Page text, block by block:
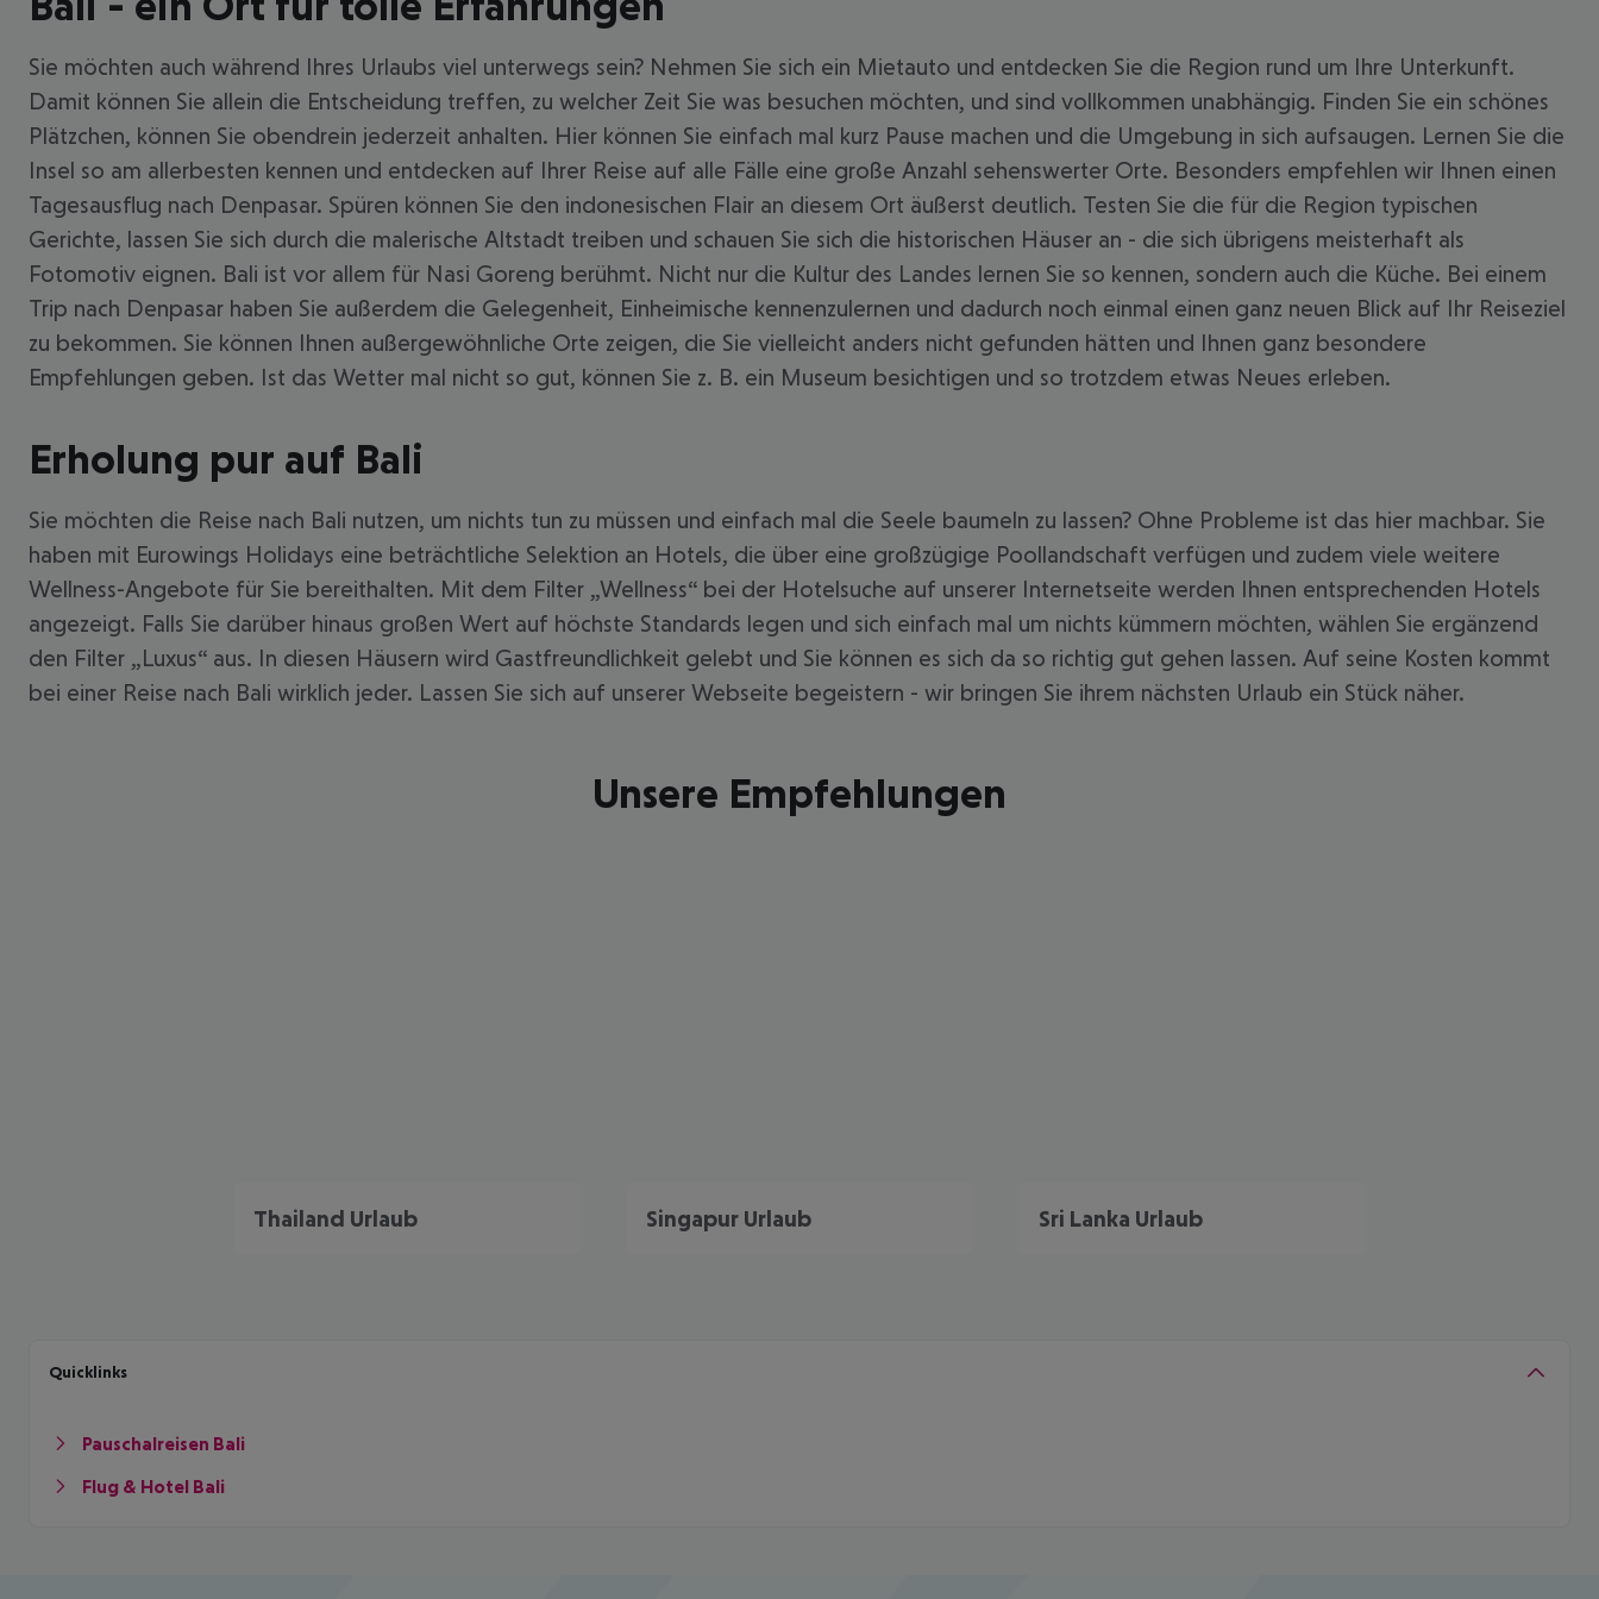
Sie möchten auch während Ihres Urlaubs viel unterwegs sein? Nehmen Sie sich ein Mietauto und entdecken Sie die Region rund um Ihre Unterkunft.
Damit können Sie allein die Entscheidung treffen, zu welcher Zeit Sie was besuchen möchten, und sind vollkommen unabhängig. Finden Sie ein schönes
Plätzchen, können Sie obendrein jederzeit anhalten. Hier können Sie einfach mal kurz Pause machen und die Umgebung in sich aufsaugen. Lernen Sie die
Insel so am allerbesten kennen und entdecken auf Ihrer Reise auf alle Fälle eine große Anzahl sehenswerter Orte. Besonders empfehlen wir Ihnen einen
Tagesausflug nach Denpasar. Spüren können Sie den indonesischen Flair an diesem Ort äußerst deutlich. Testen Sie die für die Region typischen
Gerichte, lassen Sie sich durch die malerische Altstadt treiben und schauen Sie sich die historischen Häuser an - die sich übrigens meisterhaft als
Fotomotiv eignen. Bali ist vor allem für Nasi Goreng berühmt. Nicht nur die Kultur des Landes lernen Sie so kennen, sondern auch die Küche. Bei einem
Trip nach Denpasar haben Sie außerdem die Gelegenheit, Einheimische kennenzulernen und dadurch noch einmal einen ganz neuen Blick auf Ihr Reiseziel
zu bekommen. Sie können Ihnen außergewöhnliche Orte zeigen, die Sie vielleicht anders nicht gefunden hätten und Ihnen ganz besondere
Empfehlungen geben. Ist das Wetter mal nicht so gut, können Sie z. B. ein Museum besichtigen und so trotzdem etwas Neues erleben.
Erholung pur auf Bali
Sie möchten die Reise nach Bali nutzen, um nichts tun zu müssen und einfach mal die Seele baumeln zu lassen? Ohne Probleme ist das hier machbar. Sie
haben mit Eurowings Holidays eine beträchtliche Selektion an Hotels, die über eine großzügige Poollandschaft verfügen und zudem viele weitere
Wellness-Angebote für Sie bereithalten. Mit dem Filter „Wellness“ bei der Hotelsuche auf unserer Internetseite werden Ihnen entsprechenden Hotels
angezeigt. Falls Sie darüber hinaus großen Wert auf höchste Standards legen und sich einfach mal um nichts kümmern möchten, wählen Sie ergänzend
den Filter „Luxus“ aus. In diesen Häusern wird Gastfreundlichkeit gelebt und Sie können es sich da so richtig gut gehen lassen. Auf seine Kosten kommt
bei einer Reise nach Bali wirklich jeder. Lassen Sie sich auf unserer Webseite begeistern - wir bringen Sie ihrem nächsten Urlaub ein Stück näher.
Unsere Empfehlungen
Thailand Urlaub Singapur Urlaub Sri Lanka Urlaub
Quicklinks
Pauschalreisen Bali
Flug & Hotel Bali